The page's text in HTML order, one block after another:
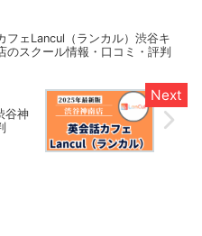
フェLancul（ランカル）渋谷キ
のスクール情報・口コミ・評判
谷神